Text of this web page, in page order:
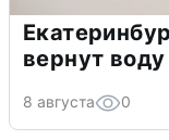
вернут воду
8 августа 0